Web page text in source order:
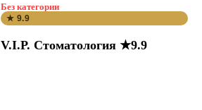
Без категории
★ 9.9
V.I.P. Стоматология ★9.9